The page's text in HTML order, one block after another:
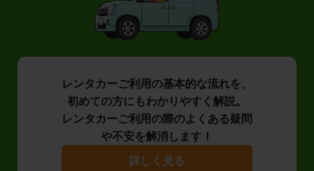
レンタカーご利用の基本的な流れを、
初めての方にもわかりやすく解説。
レンタカーご利用の際のよくある疑問
や不安を解消します！
詳しく見る